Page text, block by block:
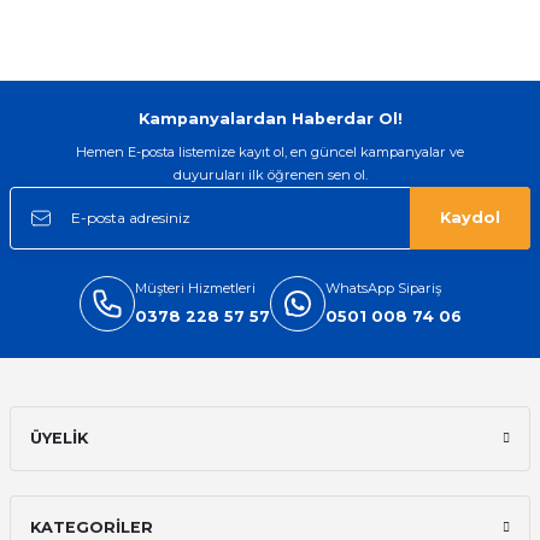
Ürün resmi kalitesiz, bozuk veya görüntülenemiyor.
Ürün açıklamasında eksik bilgiler bulunuyor.
Ürün bilgilerinde hatalar bulunuyor.
Ürün fiyatı diğer sitelerden daha pahalı.
Bu ürüne benzer farklı alternatifler olmalı.
Kampanyalardan Haberdar Ol!
Hemen E-posta listemize kayıt ol, en güncel kampanyalar ve
duyuruları ilk öğrenen sen ol.
Kaydol
Müşteri Hizmetleri
0378 228 57 57
WhatsApp Sipariş
0501 008 74 06
ÜYELİK
KATEGORİLER